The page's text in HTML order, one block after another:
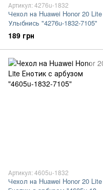
Артикул: 4276u-1832
Чехол на Huawei Honor 20 Lite
Улыбнись "4276u-1832-7105"
189 грн
Артикул: 4605u-1832
Чехол на Huawei Honor 20 Lite